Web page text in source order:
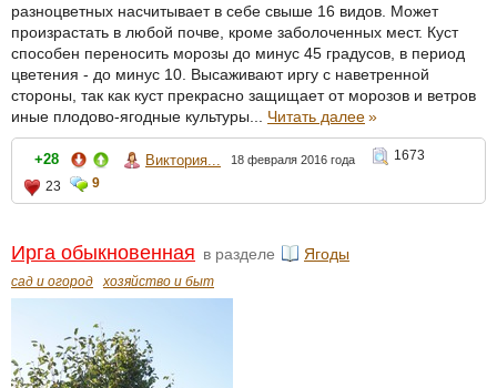
разноцветных насчитывает в себе свыше 16 видов. Может
произрастать в любой почве, кроме заболоченных мест. Куст
способен переносить морозы до минус 45 градусов, в период
цветения - до минус 10. Высаживают иргу с наветренной
стороны, так как куст прекрасно защищает от морозов и ветров
иные плодово-ягодные культуры... Читать далее»
+28 Виктория... 18 февраля 2016 года
1673
23
9
Ирга обыкновенная в разделе Ягоды
сад и огород хозяйство и быт